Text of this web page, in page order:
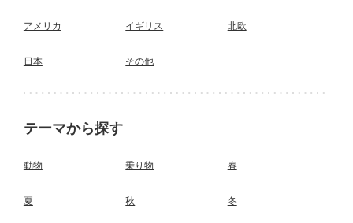
アメリカ イギリス 北欧
日本 その他
テーマから探す
動物 乗り物 春
夏 秋 冬